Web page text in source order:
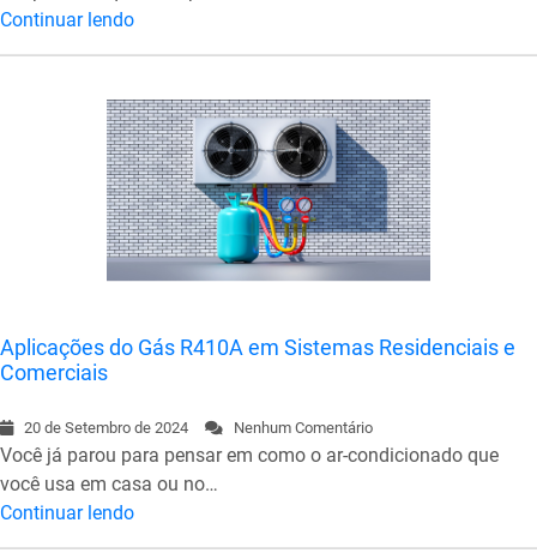
Continuar lendo
Aplicações do Gás R410A em Sistemas Residenciais e
Comerciais
20 de Setembro de 2024 Nenhum Comentário
Você já parou para pensar em como o ar-condicionado que
você usa em casa ou no…
Continuar lendo